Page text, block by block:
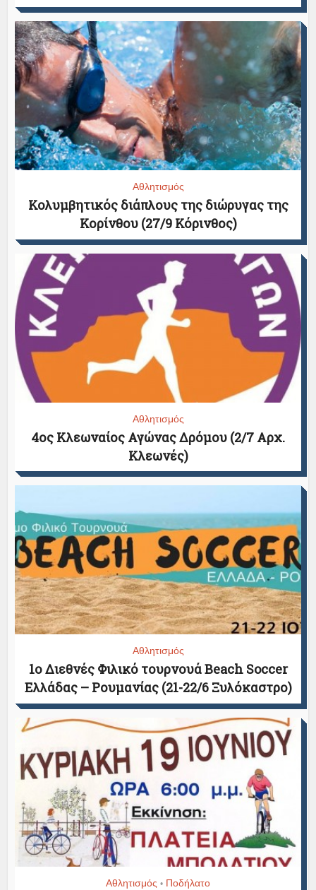
Αθλητισμός
Κολυμβητικός διάπλους της διώρυγας της
Κορίνθου (27/9 Κόρινθος)
Αθλητισμός
4ος Κλεωναίος Αγώνας Δρόμου (2/7 Αρχ.
Κλεωνές)
Αθλητισμός
1ο Διεθνές Φιλικό τουρνουά Beach Soccer
Ελλάδας – Ρουμανίας (21-22/6 Ξυλόκαστρο)
Αθλητισμός • Ποδήλατο